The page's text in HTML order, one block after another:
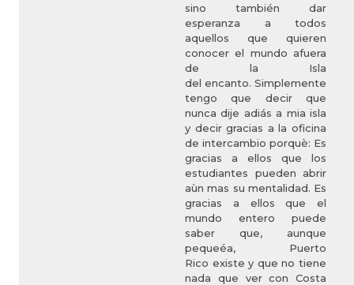
sino también dar
esperanza a todos
aquellos que quieren
conocer el mundo afuera
de la Isla
del encanto. Simplemente
tengo que decir que
nunca dije adiás a mia isla
y decir gracias a la oficina
de intercambio porquè: Es
gracias a ellos que los
estudiantes pueden abrir
aùn mas su mentalidad. Es
gracias a ellos que el
mundo entero puede
saber que, aunque
pequeéa, Puerto
Rico existe y que no tiene
nada que ver con Costa